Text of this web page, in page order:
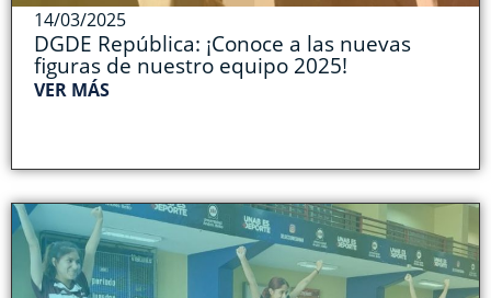
14/03/2025
DGDE República: ¡Conoce a las nuevas
figuras de nuestro equipo 2025!
VER MÁS